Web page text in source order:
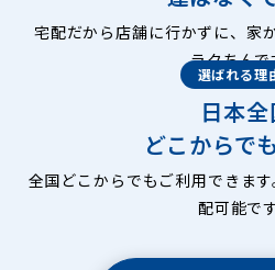
宅配だから店舗に行かずに、家
ラクちんで
選ばれる理
日本全
どこからで
全国どこからでもご利用できま
配可能です